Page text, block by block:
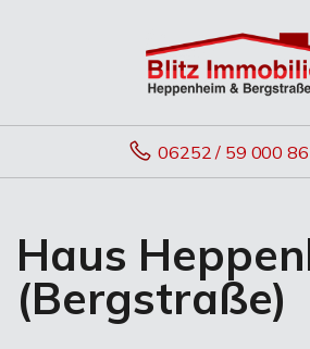
06252 / 59 000 86
Haus
(Bergstraße)